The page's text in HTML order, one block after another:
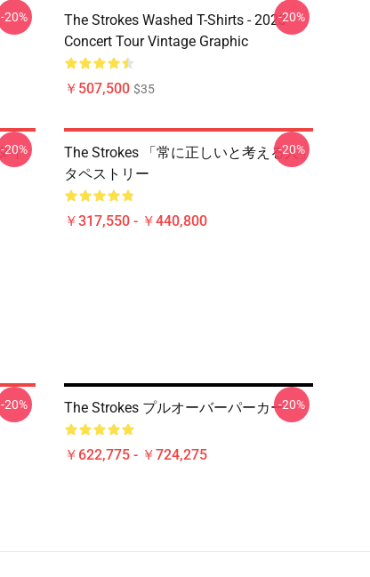
-20%
The Strokes Washed T-Shirts - 2023
Concert Tour Vintage Graphic
￥507,500 $35
-20%
イ
-20%
The Strokes 「常に正しいと考える人」
タペストリー
￥317,550 - ￥440,800
-20%
-20% The Strokes プルオーバーパーカー
￥622,775 - ￥724,275
-20%